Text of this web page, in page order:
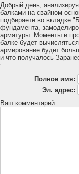
Добрый день,
балками на свайном
подбираете во вкладке
фундамента,
арматуры. Моменты и
балке будет
армирование будет
и что получалось
Полное имя:
Эл. адрес:
Ваш комментарий: